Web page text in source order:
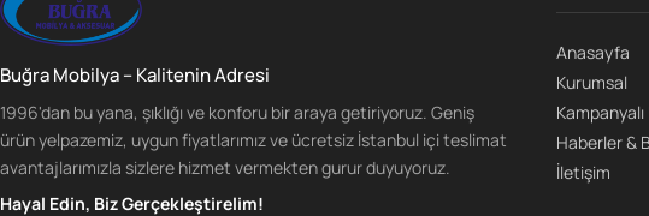
Buğra Mobilya – Kalitenin Adresi
1996'dan bu yana, şıklığı ve konforu bir araya getiriyoruz. Geniş
ürün yelpazemiz, uygun fiyatlarımız ve ücretsiz İstanbul içi teslimat
avantajlarımızla sizlere hizmet vermekten gurur duyuyoruz.
Hayal Edin, Biz Gerçekleştirelim!
Anasayfa
Kurumsal
Haberler &
İletişim